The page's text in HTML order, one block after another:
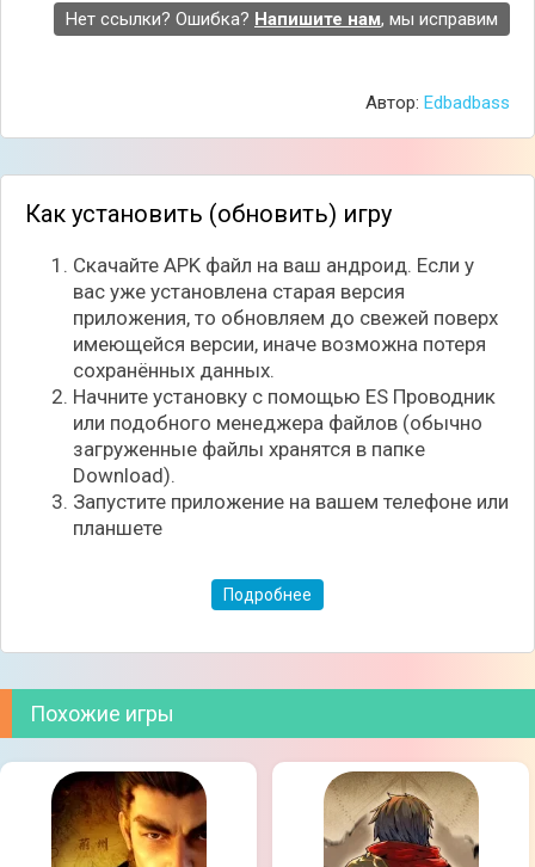
большой карте, и если наткнётесь на вражеские
вашего участия. Конечно же вы сможете
наблюдать за процессом, однако над стратегией
понадобится подумать заранее и набрать
надёжную армию!
Особенности игры:
Качественная и детализированная графика;
Множество исторических локаций и личностей;
Масштабные автоматические сражения;
Огромные игровые карты;
Не требует подключения к интернету;
Нет ссылки? Ошибка? Напишите нам, мы исправим
Автор: Edbadbass
Как установить (обновить) игру
Скачайте APK файл на ваш андроид. Если у
вас уже установлена старая версия
приложения, то обновляем до свежей поверх
имеющейся версии, иначе возможна потеря
сохранённых данных.
Начните установку с помощью ES Проводник
или подобного менеджера файлов (обычно
загруженные файлы хранятся в папке
Download).
Запустите приложение на вашем телефоне или
планшете
Подробнее
Похожие игры